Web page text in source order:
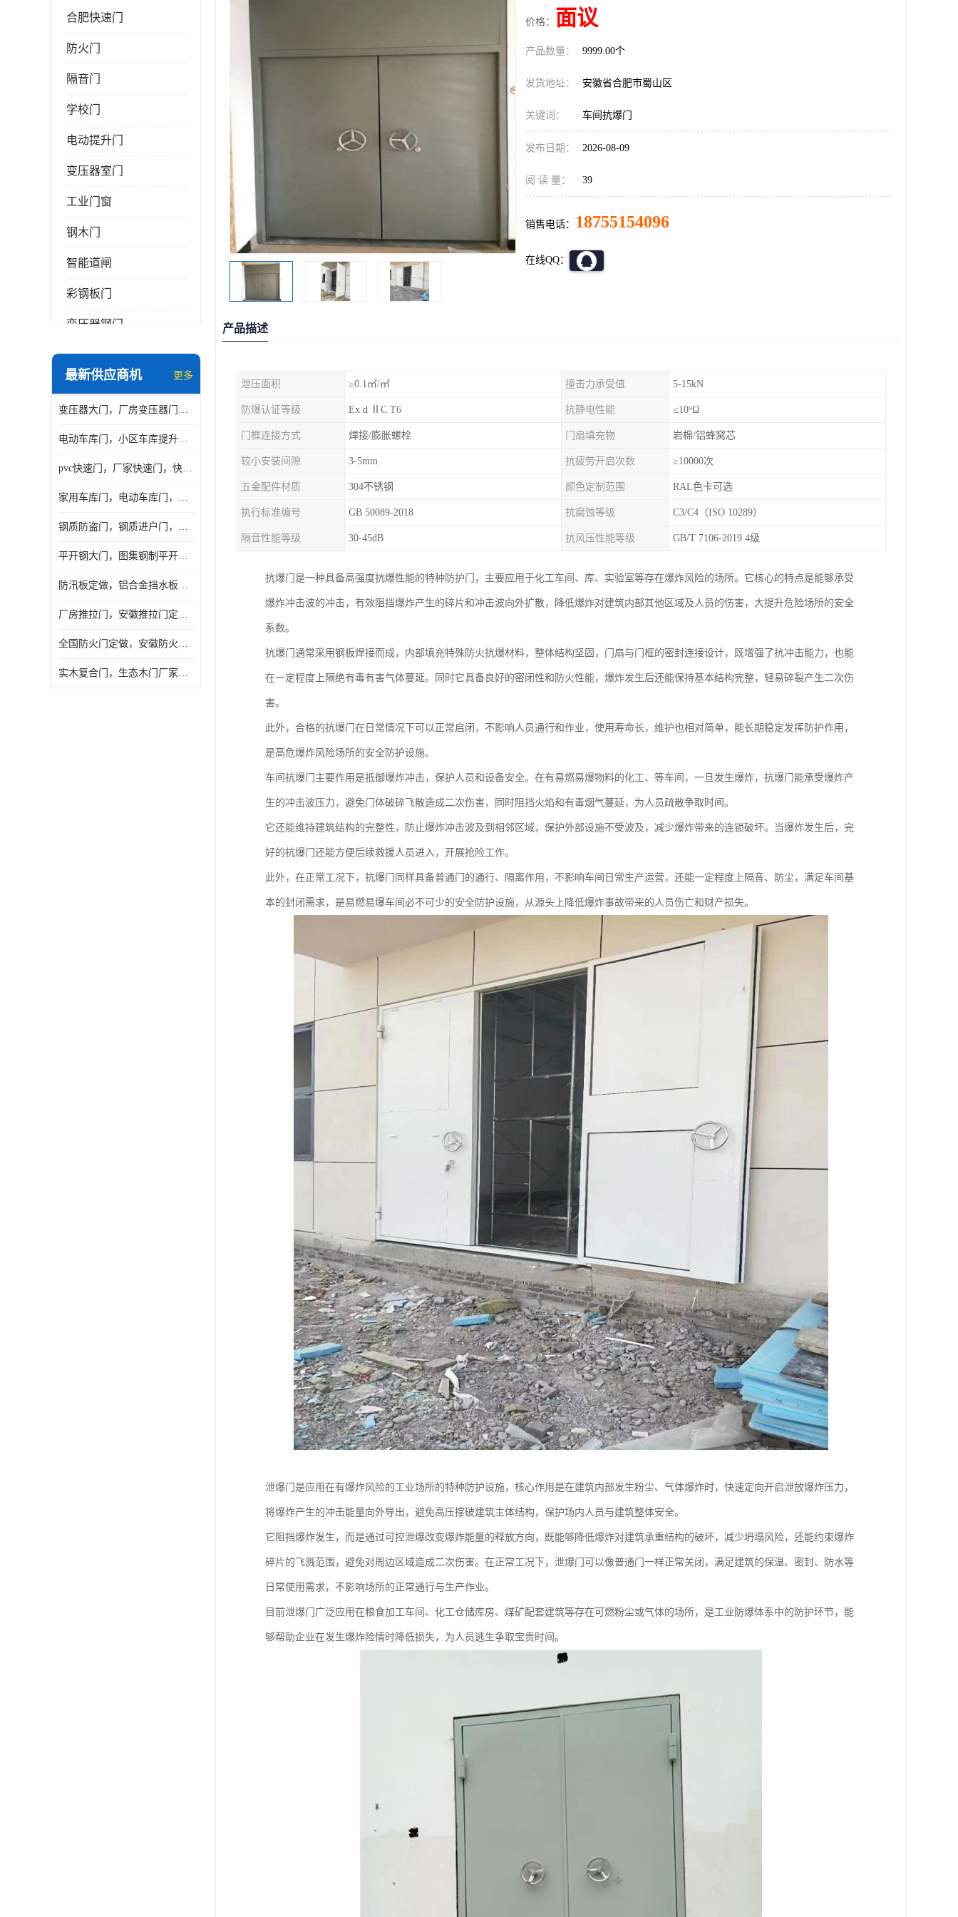
合肥快速门
防火门
隔音门
学校门
电动提升门
变压器室门
工业门窗
钢木门
智能道闸
彩钢板门
变压器钢门
非标门
抗爆门
快速门
最新供应商机 更多
变压器大门，厂房变压器门，配电所钢大门，变压器室钢大门
电动车库门，小区车库提升门，安徽提升门厂家，工业滑升门
pvc快速门，厂家快速门，快速卷帘门，感应快速门
家用车库门，电动车库门，车库滑升门，车库门安装
钢质防盗门，钢质进户门，钢质非标门厂家
平开钢大门，图集钢制平开门，厂房平开大门
防汛板定做，铝合金挡水板门，地库挡水板
厂房推拉门，安徽推拉门定做，夹芯板平移大门
全国防火门定做，安徽防火门批发，防火门价格
实木复合门，生态木门厂家，免漆门定做，安徽木门厂家直销
价格： 面议
产品数量： 9999.00个
发货地址： 安徽省合肥市蜀山区
关键词： 车间抗爆门
发布日期： 2026-08-09
阅 读 量： 39
销售电话： 18755154096
在线QQ：
产品描述
泄压面积 ≥0.1㎡/㎡ 撞击力承受值 5-15kN
防爆认证等级 Ex d ⅡC T6 抗静电性能 ≤10⁹Ω
门框连接方式 焊接/膨胀螺栓 门扇填充物 岩棉/铝蜂窝芯
较小安装间隙 3-5mm 抗疲劳开启次数 ≥10000次
五金配件材质 304不锈钢 颜色定制范围 RAL色卡可选
执行标准编号 GB 50089-2018 抗腐蚀等级 C3/C4（ISO 10289）
隔音性能等级 30-45dB 抗风压性能等级 GB/T 7106-2019 4级
抗爆门是一种具备高强度抗爆性能的特种防护门，主要应用于化工车间、库、实验室等存在爆炸风险的场所。它核心的特点是能够承受
爆炸冲击波的冲击，有效阻挡爆炸产生的碎片和冲击波向外扩散，降低爆炸对建筑内部其他区域及人员的伤害，大提升危险场所的安全
系数。
抗爆门通常采用钢板焊接而成，内部填充特殊防火抗爆材料，整体结构坚固，门扇与门框的密封连接设计，既增强了抗冲击能力，也能
在一定程度上隔绝有毒有害气体蔓延。同时它具备良好的密闭性和防火性能，爆炸发生后还能保持基本结构完整，轻易碎裂产生二次伤
害。
此外，合格的抗爆门在日常情况下可以正常启闭，不影响人员通行和作业，使用寿命长，维护也相对简单，能长期稳定发挥防护作用，
是高危爆炸风险场所的安全防护设施。
车间抗爆门主要作用是抵御爆炸冲击，保护人员和设备安全。在有易燃易爆物料的化工、等车间，一旦发生爆炸，抗爆门能承受爆炸产
生的冲击波压力，避免门体破碎飞散造成二次伤害，同时阻挡火焰和有毒烟气蔓延，为人员疏散争取时间。
它还能维持建筑结构的完整性，防止爆炸冲击波及到相邻区域，保护外部设施不受波及，减少爆炸带来的连锁破坏。当爆炸发生后，完
好的抗爆门还能方便后续救援人员进入，开展抢险工作。
此外，在正常工况下，抗爆门同样具备普通门的通行、隔离作用，不影响车间日常生产运营，还能一定程度上隔音、防尘，满足车间基
本的封闭需求，是易燃易爆车间必不可少的安全防护设施，从源头上降低爆炸事故带来的人员伤亡和财产损失。
泄爆门是应用在有爆炸风险的工业场所的特种防护设施，核心作用是在建筑内部发生粉尘、气体爆炸时，快速定向开启泄放爆炸压力，
将爆炸产生的冲击能量向外导出，避免高压撑破建筑主体结构，保护场内人员与建筑整体安全。
它阻挡爆炸发生，而是通过可控泄爆改变爆炸能量的释放方向，既能够降低爆炸对建筑承重结构的破坏，减少坍塌风险，还能约束爆炸
碎片的飞溅范围，避免对周边区域造成二次伤害。在正常工况下，泄爆门可以像普通门一样正常关闭，满足建筑的保温、密封、防水等
日常使用需求，不影响场所的正常通行与生产作业。
目前泄爆门广泛应用在粮食加工车间、化工仓储库房、煤矿配套建筑等存在可燃粉尘或气体的场所，是工业防爆体系中的防护环节，能
够帮助企业在发生爆炸险情时降低损失，为人员逃生争取宝贵时间。